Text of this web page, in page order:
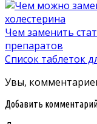
Чем заменить
препаратов
Список таблеток
Увы,
Добавить